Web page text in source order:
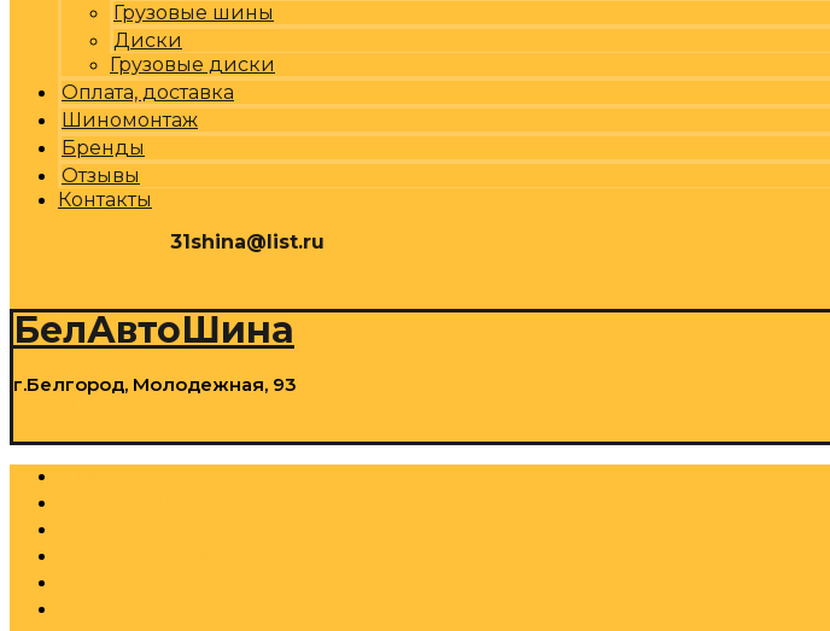
Грузовые шины
Диски
Грузовые диски
Оплата, доставка
Шиномонтаж
Бренды
Отзывы
Контакты
31shina@list.ru
БелАвтоШина
г.Белгород, Молодежная, 93